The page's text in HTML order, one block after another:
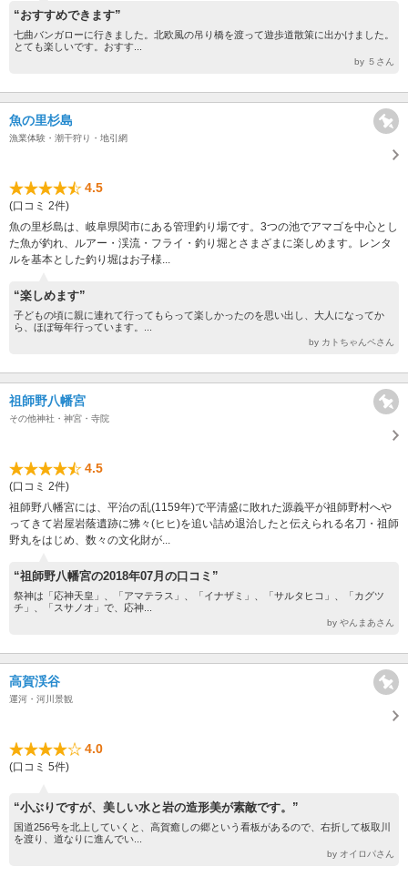
“おすすめできます”
七曲バンガローに行きました。北欧風の吊り橋を渡って遊歩道散策に出かけました。
とても楽しいです。おすす...
by ５さん
魚の里杉島
漁業体験・潮干狩り・地引網
4.5
(口コミ 2件)
魚の里杉島は、岐阜県関市にある管理釣り場です。3つの池でアマゴを中心とし
た魚が釣れ、ルアー・渓流・フライ・釣り堀とさまざまに楽しめます。レンタ
ルを基本とした釣り堀はお子様...
“楽しめます”
子どもの頃に親に連れて行ってもらって楽しかったのを思い出し、大人になってか
ら、ほぼ毎年行っています。...
by カトちゃんペさん
祖師野八幡宮
その他神社・神宮・寺院
4.5
(口コミ 2件)
祖師野八幡宮には、平治の乱(1159年)で平清盛に敗れた源義平が祖師野村へや
ってきて岩屋岩蔭遺跡に狒々(ヒヒ)を追い詰め退治したと伝えられる名刀・祖師
野丸をはじめ、数々の文化財が...
“祖師野八幡宮の2018年07月の口コミ”
祭神は「応神天皇」、「アマテラス」、「イナザミ」、「サルタヒコ」、「カグツ
チ」、「スサノオ」で、応神...
by やんまあさん
高賀渓谷
運河・河川景観
4.0
(口コミ 5件)
“小ぶりですが、美しい水と岩の造形美が素敵です。”
国道256号を北上していくと、高賀癒しの郷という看板があるので、右折して板取川
を渡り、道なりに進んでい...
by オイロパさん